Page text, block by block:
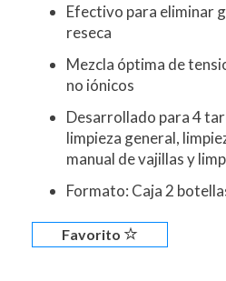
Efectivo para eliminar
reseca
Mezcla óptima de
no iónicos
Desarrollado para 4
limpieza general,
manual de vajillas y
Formato: Caja 2
Favorito